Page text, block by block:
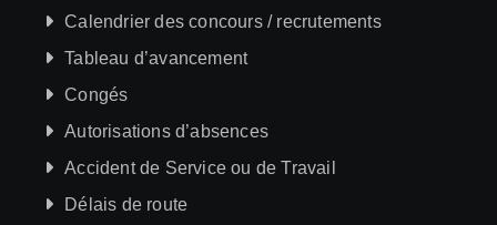
Calendrier des concours / recrutements
Tableau d’avancement
Congés
Autorisations d’absences
Accident de Service ou de Travail
Délais de route